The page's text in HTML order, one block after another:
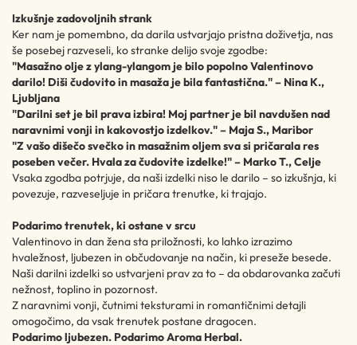
Izkušnje zadovoljnih strank
Ker nam je pomembno, da darila ustvarjajo pristna doživetja, nas
še posebej razveseli, ko stranke delijo svoje zgodbe:
"Masažno olje z ylang-ylangom je bilo popolno Valentinovo
darilo! Diši čudovito in masaža je bila fantastična." – Nina K.,
Ljubljana
"Darilni set je bil prava izbira! Moj partner je bil navdušen nad
naravnimi vonji in kakovostjo izdelkov." – Maja S., Maribor
"Z vašo dišečo svečko in masažnim oljem sva si pričarala res
poseben večer. Hvala za čudovite izdelke!" – Marko T., Celje
Vsaka zgodba potrjuje, da naši izdelki niso le darilo – so izkušnja, ki
povezuje, razveseljuje in pričara trenutke, ki trajajo.
Podarimo trenutek, ki ostane v srcu
Valentinovo in dan žena sta priložnosti, ko lahko izrazimo
hvaležnost, ljubezen in občudovanje na način, ki preseže besede.
Naši darilni izdelki so ustvarjeni prav za to – da obdarovanka začuti
nežnost, toplino in pozornost.
Z naravnimi vonji, čutnimi teksturami in romantičnimi detajli
omogočimo, da vsak trenutek postane dragocen.
Podarimo ljubezen. Podarimo Aroma Herbal.